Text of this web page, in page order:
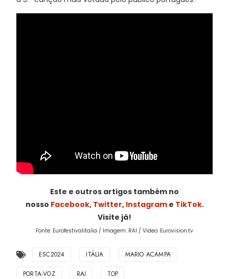
Este e outros artigos também no
nosso Facebook, Twitter, Instagrame TikTok.
Visite já!
Fonte: Eurofestivalitalia / Imagem: RAI / Vídeo: Eurovision.tv
ESC2024 ITÁLIA MARIO ACAMPA
PORTA-VOZ RAI TOP